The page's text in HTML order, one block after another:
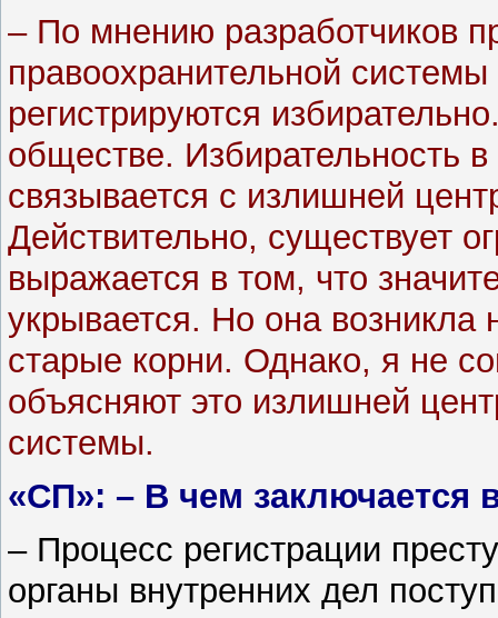
– По мнению разработчиков
правоохранительной
регистрируются
обществе. Избирательность
связывается с излишней
Действительно, существует
выражается в том, что
укрывается. Но она возникла
старые корни. Однако, я не
объясняют это излишней
системы.
«СП»: – В чем
– Процесс регистрации
органы внутренних дел